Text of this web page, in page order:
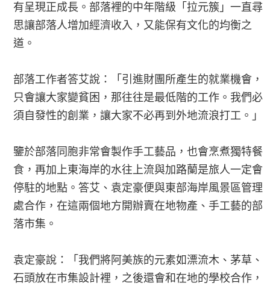
有呈現正成長。部落裡的中年階級「拉元簇」一直尋
思讓部落人增加經濟收入，又能保有文化的均衡之
道。
部落工作者答艾說：「引進財團所產生的就業機會，
只會讓大家變貧困，那往往是最低階的工作。我們必
須自發性的創業，讓大家不必再到外地流浪打工。」
鑒於部落同胞非常會製作手工藝品，也會烹煮獨特餐
食，再加上東海岸的水往上流與加路蘭是旅人一定會
停駐的地點。答艾、袁定豪便與東部海岸風景區管理
處合作，在這兩個地方開辦賣在地物產、手工藝的部
落市集。
袁定豪說：「我們將阿美族的元素如漂流木、茅草、
石頭放在市集設計裡，之後還會和在地的學校合作，